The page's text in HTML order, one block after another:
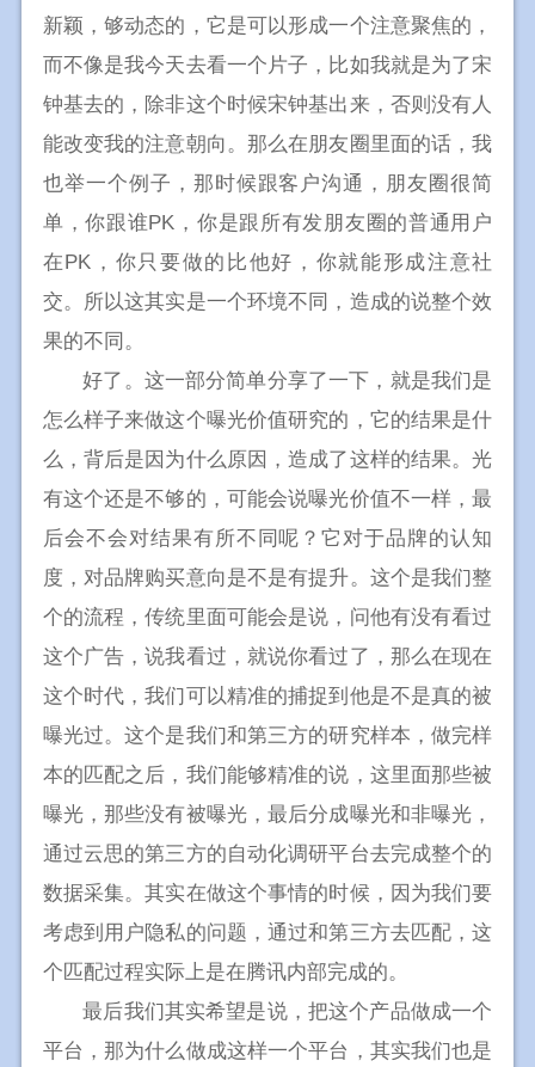
新颖，够动态的，它是可以形成一个注意聚焦的，
而不像是我今天去看一个片子，比如我就是为了宋
钟基去的，除非这个时候宋钟基出来，否则没有人
能改变我的注意朝向。那么在朋友圈里面的话，我
也举一个例子，那时候跟客户沟通，朋友圈很简
单，你跟谁PK，你是跟所有发朋友圈的普通用户
在PK，你只要做的比他好，你就能形成注意社
交。所以这其实是一个环境不同，造成的说整个效
果的不同。
好了。这一部分简单分享了一下，就是我们是
怎么样子来做这个曝光价值研究的，它的结果是什
么，背后是因为什么原因，造成了这样的结果。光
有这个还是不够的，可能会说曝光价值不一样，最
后会不会对结果有所不同呢？它对于品牌的认知
度，对品牌购买意向是不是有提升。这个是我们整
个的流程，传统里面可能会是说，问他有没有看过
这个广告，说我看过，就说你看过了，那么在现在
这个时代，我们可以精准的捕捉到他是不是真的被
曝光过。这个是我们和第三方的研究样本，做完样
本的匹配之后，我们能够精准的说，这里面那些被
曝光，那些没有被曝光，最后分成曝光和非曝光，
通过云思的第三方的自动化调研平台去完成整个的
数据采集。其实在做这个事情的时候，因为我们要
考虑到用户隐私的问题，通过和第三方去匹配，这
个匹配过程实际上是在腾讯内部完成的。
最后我们其实希望是说，把这个产品做成一个
平台，那为什么做成这样一个平台，其实我们也是